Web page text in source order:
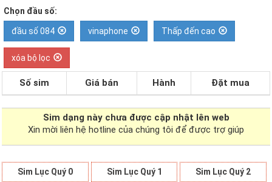
Chọn đầu số:
đầu số 084 vinaphone Thấp đến cao
xóa bộ lọc
Số sim Giá bán Hành Đặt mua
Sim dạng này chưa được cập nhật lên web
Xin mời liên hệ hotline của chúng tôi để được trợ giúp
Sim Lục Quý 0 Sim Lục Quý 1 Sim Lục Quý 2